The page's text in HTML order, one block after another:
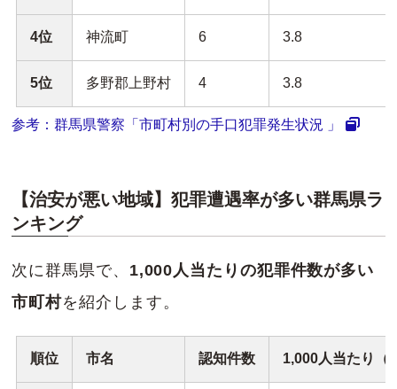
4位 神流町 6 3.8
5位 多野郡上野村 4 3.8
参考：群馬県警察「市町村別の手口犯罪発生状況 」
【治安が悪い地域】犯罪遭遇率が多い群馬県ラ
ンキング
次に群馬県で、 1,000人当たりの犯罪件数が多い
市町村を紹介します。
順位 市名 認知件数 1,000人当たり（